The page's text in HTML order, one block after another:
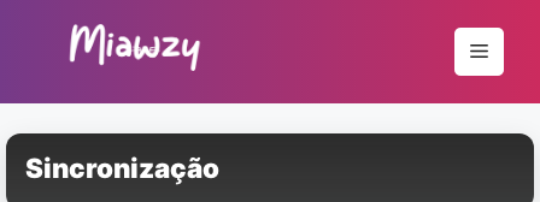
conteúdo
Menu
Sincronização